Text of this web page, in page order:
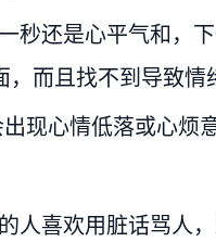
秒还是心平气和，
而且找不到导致情
现心情低落或心烦
人喜欢用脏话骂人